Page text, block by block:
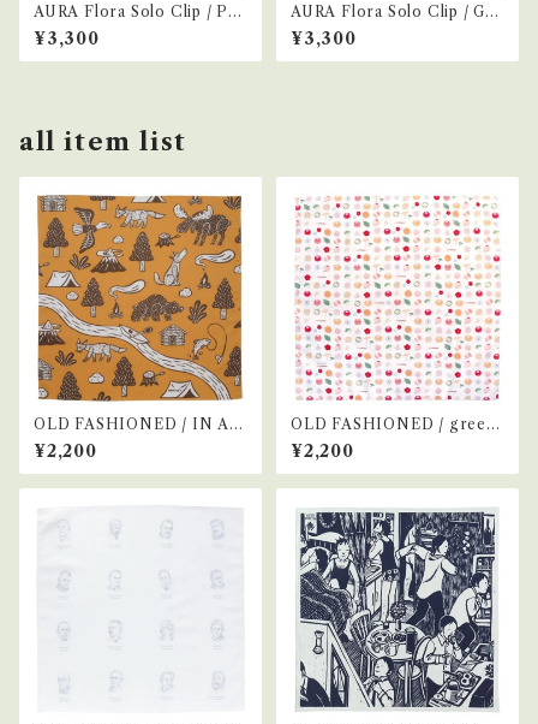
AURA Flora Solo Clip / Pur
ple
¥3,300
AURA Flora Solo Clip / Gre
en
¥3,300
all item list
OLD FASHIONED / IN A
WOOD
¥2,200
OLD FASHIONED / green
tea time
¥2,200